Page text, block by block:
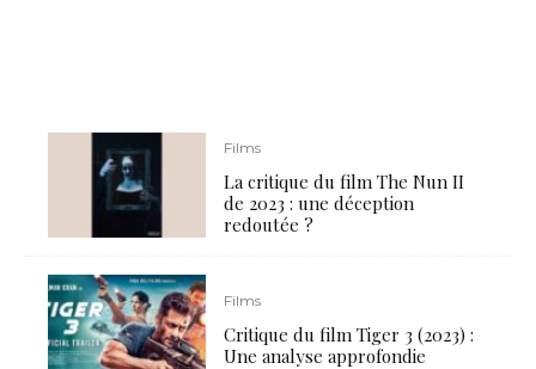
Films
La critique du film The Nun II
de 2023 : une déception
redoutée ?
Films
Critique du film Tiger 3 (2023) :
Une analyse approfondie